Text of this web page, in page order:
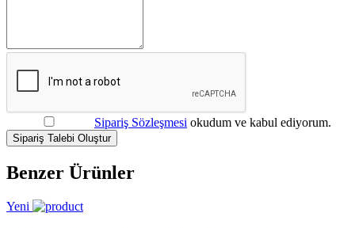
Sipariş Sözleşmesi okudum ve kabul ediyorum.
Sipariş Talebi Oluştur
Benzer Ürünler
Yeni